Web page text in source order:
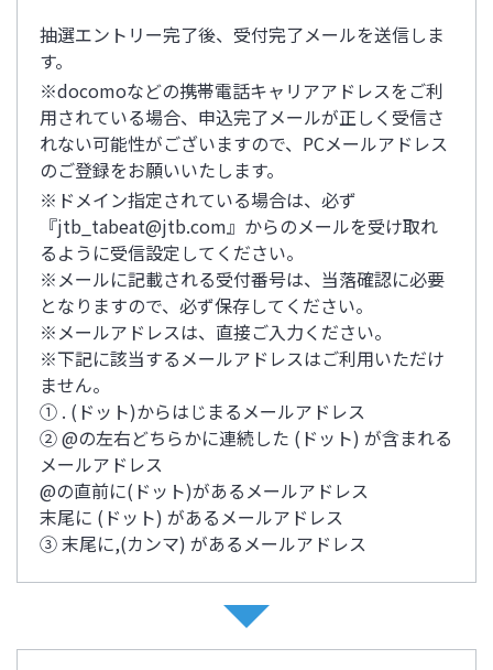
抽選エントリー完了後、受付完了メールを送信しま
す。
※docomoなどの携帯電話キャリアアドレスをご利
用されている場合、申込完了メールが正しく受信さ
れない可能性がございますので、PCメールアドレス
のご登録をお願いいたします。
※ドメイン指定されている場合は、必ず
『jtb_tabeat@jtb.com』からのメールを受け取れ
るように受信設定してください。
※メールに記載される受付番号は、当落確認に必要
となりますので、必ず保存してください。
※メールアドレスは、直接ご入力ください。
※下記に該当するメールアドレスはご利用いただけ
ません。
① . (ドット)からはじまるメールアドレス
② @の左右どちらかに連続した (ドット) が含まれる
メールアドレス
@の直前に(ドット)があるメールアドレス
末尾に (ドット) があるメールアドレス
③ 末尾に,(カンマ) があるメールアドレス